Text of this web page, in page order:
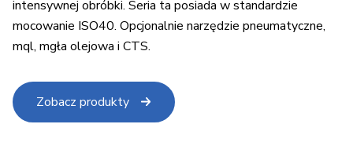
intensywnej obróbki. Seria ta posiada w standardzie
mocowanie ISO40. Opcjonalnie narzędzie pneumatyczne,
mql, mgła olejowa i CTS.
Zobacz produkty